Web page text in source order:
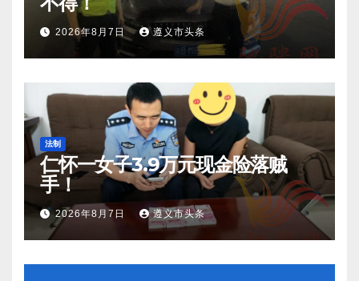
2026年8月7日 遵义市头条
法制
仁怀一女子3.9万元现金险落贼
手！
2026年8月7日 遵义市头条